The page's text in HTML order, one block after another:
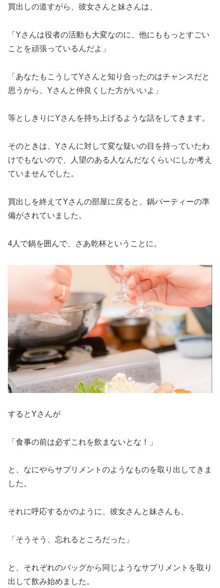
買出しの道すがら、彼女さんと妹さんは、
「Yさんは役者の活動も大変なのに、他にももっとすごい
ことを頑張っているんだよ」
「あなたもこうしてYさんと知り合ったのはチャンスだと
思うから、Yさんと仲良くした方がいいよ」
等としきりにYさんを持ち上げるような話をしてきます。
そのときは、Yさんに対して変な疑いの目を持っていたわ
けでもないので、人望のある人なんだなくらいにしか考え
ていませんでした。
買出しを終えてYさんの部屋に戻ると、鍋パーティーの準
備がされていました。
4人で鍋を囲んで、さあ乾杯ということに。
するとYさんが
「食事の前は必ずこれを飲まないとな！」
と、なにやらサプリメントのようなものを取り出してきま
した。
それに呼応するかのように、彼女さんと妹さんも、
「そうそう、忘れるところだった」
と、それぞれのバッグから同じようなサプリメントを取り
出して飲み始めました。